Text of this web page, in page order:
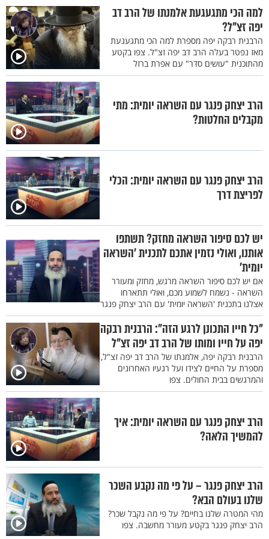
למה הכי מתגעגעת אלמנתו של הרב דב
יפה זצ"ל?
הרבנית רבקה יפה מספרת למה הכי מתגעגעת
מאז נפטר בעלה הרב דב יפה זצ"ל. צפו בקטע
מהתוכנית "עושים סדר" עם אפרת ברזל
הרב יצחק פנגר עם השראה יומית: מתי
מקבלים החלטות?
הרב יצחק פנגר עם השראה יומית: הכלי
לפריצת דרך
יש לכם סיפור השראה מחזק? תשתפו
אותנו, ואולי נזמין אתכם לתכנית ’השראה
יומית’
אם יש לכם סיפור השראה מרגש, מחזק ומעורר
השראה - נשמח לשמוע מכם, ואולי תתארחו
אצלנו בתכנית 'השראה יומית' עם הרב יצחק פנגר
"כל חייו התכונן לרגע הזה": הרבנית רבקה
יפה על חייו ומותו של הרב דב יפה זצ"ל
הרבנית רבקה יפה, אלמנתו של הרב דב יפה זצ"ל,
מספרת על החיים לצידו ועל רגעיו האחרונים
והמרגשים בבית החולים. צפו
הרב יצחק פנגר עם השראה יומית: איך
להמשיך הלאה?
הרב יצחק פנגר – על פי מה נקבע השכר
שלנו בעולם הבא?
מהי המטרה שלנו בחיים? על פי מה נקבל שכר?
הרב יצחק פנגר בקטע מעורר מחשבה. צפו